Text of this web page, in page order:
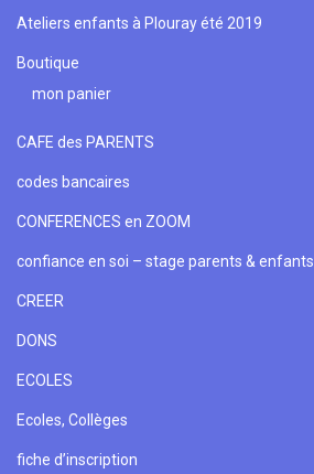
Ateliers enfants à Plouray été 2019
Boutique
mon panier
CAFE des PARENTS
codes bancaires
CONFERENCES en ZOOM
confiance en soi – stage parents & enfants
CREER
DONS
ECOLES
Ecoles, Collèges
fiche d’inscription